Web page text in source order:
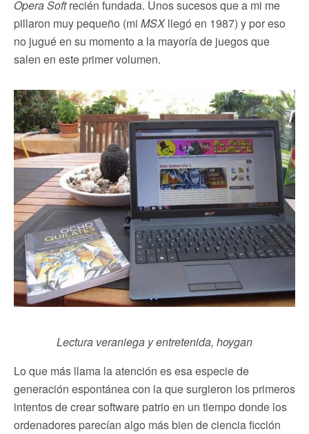
Opera Softrecién fundada. Unos sucesos que a mi me
pillaron muy pequeño (mi MSXllegó en 1987) y por eso
no jugué en su momento a la mayoría de juegos que
salen en este primer volumen.
Lectura veraniega y entretenida, hoygan
Lo que más llama la atención es esa especie de
generación espontánea con la que surgieron los primeros
intentos de crear software patrio en un tiempo donde los
ordenadores parecían algo más bien de ciencia ficción